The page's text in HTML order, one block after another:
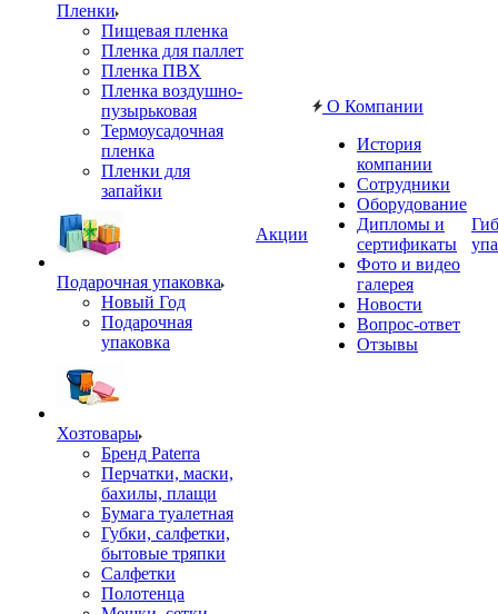
Пленки
Пищевая пленка
Пленка для паллет
Пленка ПВХ
Пленка воздушно-
пузырьковая
Термоусадочная
пленка
Пленки для
запайки
Подарочная упаковка
Новый Год
Подарочная
упаковка
Хозтовары
Бренд Paterra
Перчатки, маски,
бахилы, плащи
Бумага туалетная
Губки, салфетки,
бытовые тряпки
Салфетки
Полотенца
Акции
О Компании
История
компании
Сотрудники
Оборудование
Дипломы и
сертификаты
Фото и видео
галерея
Новости
Вопрос-ответ
Отзывы